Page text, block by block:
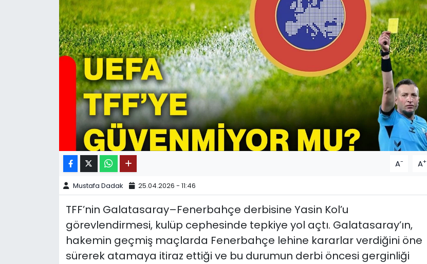
A- A+
Mustafa Dadak 25.04.2026 - 11:46
TFF’nin Galatasaray–Fenerbahçe derbisine Yasin Kol’u
görevlendirmesi, kulüp cephesinde tepkiye yol açtı. Galatasaray’ın,
hakemin geçmiş maçlarda Fenerbahçe lehine kararlar verdiğini öne
sürerek atamaya itiraz ettiği ve bu durumun derbi öncesi gerginliği
11:11 MANŞET